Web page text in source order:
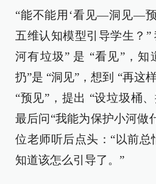
“能不能用‘看见—洞见—
五维认知模型引导学生？”
河有垃圾” 是 “看见”，知
扔”是 “洞见”，想到 “再这
“预见”，提出 “设垃圾桶、
最后问“我能为保护小河做
位老师听后点头：“以前总
知道该怎么引导了。”